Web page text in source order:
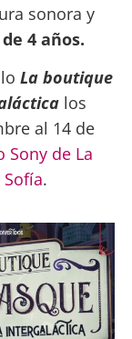
sonora y
4 años.
La boutique
los
al 14 de
Sony de La
.